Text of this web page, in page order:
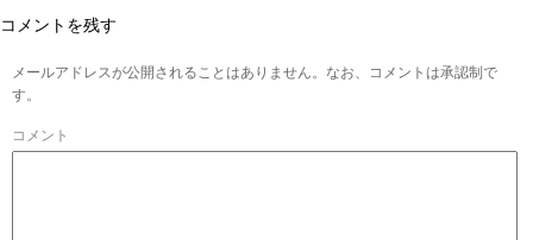
コメントを残す
メールアドレスが公開されることはありません。なお、コメントは承認制で
す。
コメント